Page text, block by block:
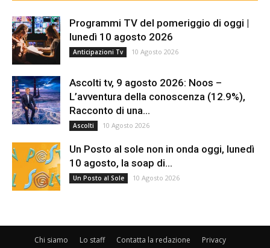
Programmi TV del pomeriggio di oggi |
lunedì 10 agosto 2026
Anticipazioni Tv 10 Agosto 2026
Ascolti tv, 9 agosto 2026: Noos –
L’avventura della conoscenza (12.9%),
Racconto di una...
Ascolti 10 Agosto 2026
Un Posto al sole non in onda oggi, lunedì
10 agosto, la soap di...
Un Posto al Sole 10 Agosto 2026
Chi siamo Lo staff Contatta la redazione
Privacy